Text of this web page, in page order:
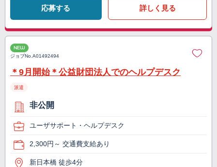
応募する 詳しく見る
NEW
ジョブNo.A01492494
＊9月開始＊公益財団法人でのヘルプデスク
派遣
非公開
ユーザサポート・ヘルプデスク
2,300円～ 交通費支給あり
新日本橋 徒歩4分